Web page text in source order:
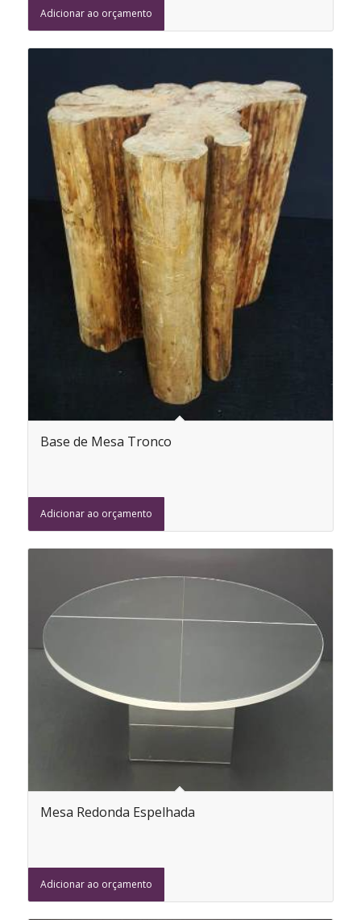
Adicionar ao orçamento
Base de Mesa Tronco
Adicionar ao orçamento
Mesa Redonda Espelhada
Adicionar ao orçamento